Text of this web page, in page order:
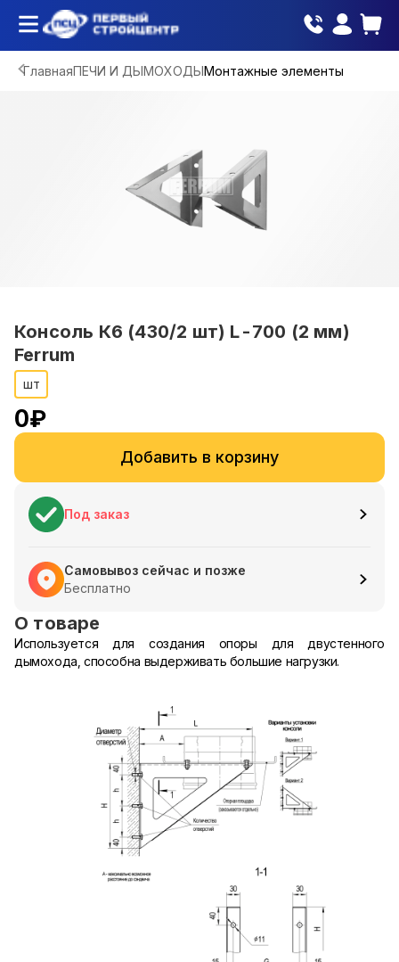
ГлавнаяПЕЧИ И ДЫМОХОДЫМонтажные элементы
Консоль К6 (430/2 шт) L-700 (2 мм)
Ferrum
шт
0₽
Добавить в корзину
Под заказ
Самовывоз сейчас и позже
Бесплатно
О товаре
Используется для создания опоры для двустенного
дымохода, способна выдерживать большие нагрузки.